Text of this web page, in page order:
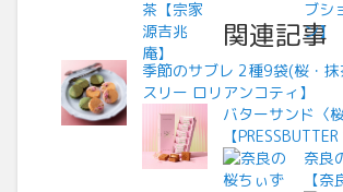
関連記事
季節のサブレ 2種9袋(桜・抹
スリー ロリアンコティ】
バターサンド〈桜
【PRESSBUTTER
奈良
【奈